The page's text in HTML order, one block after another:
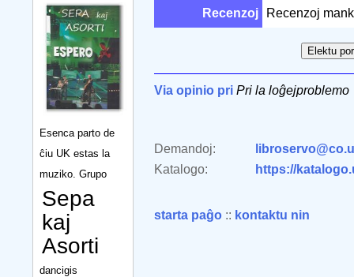
Esenca parto de
ĉiu UK estas la
muziko. Grupo
Sepa
kaj
Asorti
dancigis
Recenzoj Recenzoj
Via opinio pri Pri la loĝejproblemo
Demandoj:
Katalogo:
https://
starta paĝo :: kontaktu nin